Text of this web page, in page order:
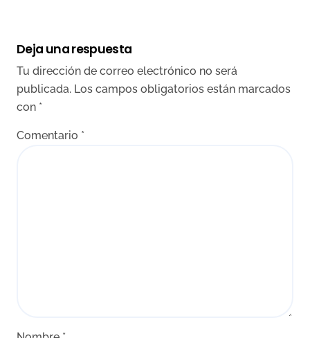
Deja una respuesta
Tu dirección de correo electrónico no será
publicada. Los campos obligatorios están marcados
con *
Comentario *